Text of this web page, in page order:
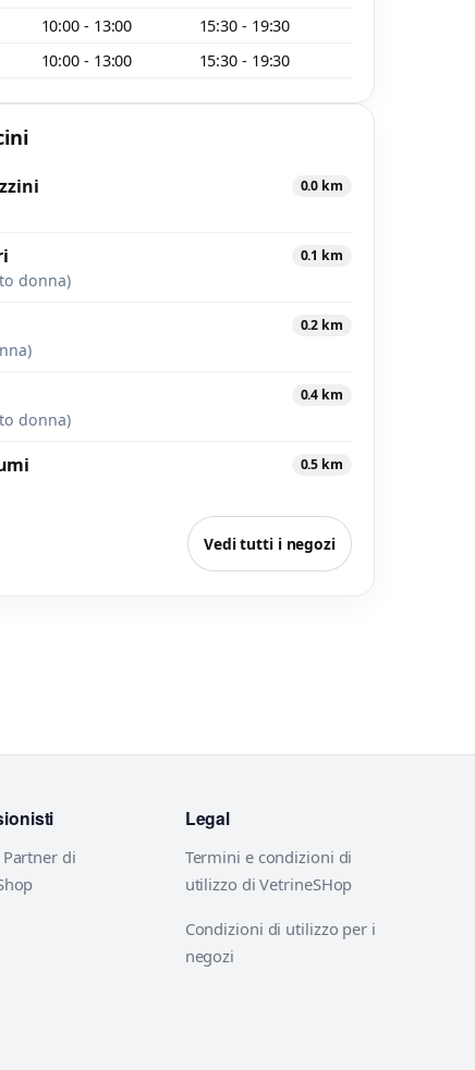
10:00 - 13:00
15:30 - 19:30
10:00 - 13:00 15:30 - 19:30
0.0 km
0.1 km
donna)
0.2 km
0.4 km
donna)
0.5 km
Vedi tutti i negozi
di
Legal
Termini e condizioni di
utilizzo di VetrineSHop
Condizioni di utilizzo per i
negozi